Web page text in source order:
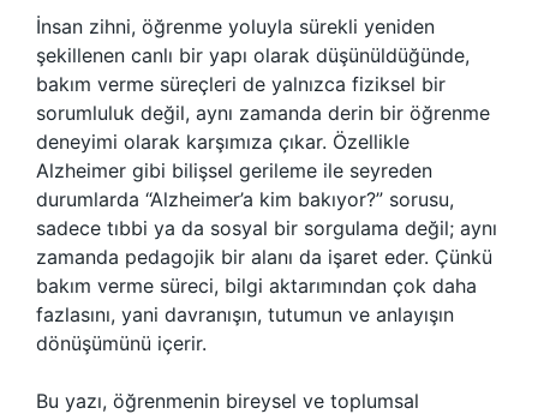
İnsan zihni, öğrenme yoluyla sürekli yeniden
şekillenen canlı bir yapı olarak düşünüldüğünde,
bakım verme süreçleri de yalnızca fiziksel bir
sorumluluk değil, aynı zamanda derin bir öğrenme
deneyimi olarak karşımıza çıkar. Özellikle
Alzheimer gibi bilişsel gerileme ile seyreden
durumlarda “Alzheimer’a kim bakıyor?” sorusu,
sadece tıbbi ya da sosyal bir sorgulama değil; aynı
zamanda pedagojik bir alanı da işaret eder. Çünkü
bakım verme süreci, bilgi aktarımından çok daha
fazlasını, yani davranışın, tutumun ve anlayışın
dönüşümünü içerir.
Bu yazı, öğrenmenin bireysel ve toplumsal